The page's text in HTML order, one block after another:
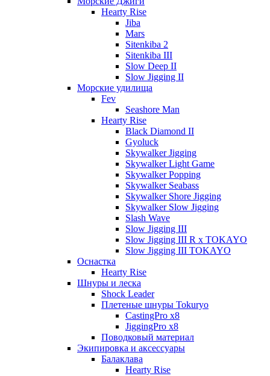
Hearty Rise
Jiba
Mars
Sitenkiba 2
Sitenkiba III
Slow Deep II
Slow Jigging II
Морские удилища
Fev
Seashore Man
Hearty Rise
Black Diamond II
Gyoluck
Skywalker Jigging
Skywalker Light Game
Skywalker Popping
Skywalker Seabass
Skywalker Shore Jigging
Skywalker Slow Jigging
Slash Wave
Slow Jigging III
Slow Jigging III R x TOKAYO
Slow Jigging III TOKAYO
Оснастка
Hearty Rise
Шнуры и леска
Shock Leader
Плетеные шнуры Tokuryo
CastingPro x8
JiggingPro x8
Поводковый материал
Экипировка и аксессуары
Балаклава
Hearty Rise